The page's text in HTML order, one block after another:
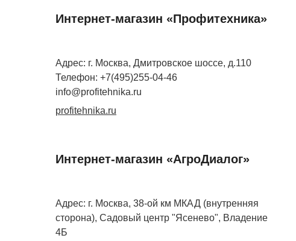
Адрес: г. Москва, Дмитровское шоссе, д.110
Телефон: +7(495)255-04-46
info@profitehnika.ru
Интернет-магазин «Профитехника»
profitehnika.ru
Адрес: г. Москва, 38-ой км МКАД (внутренняя
сторона), Садовый центр "Ясенево", Владение
4Б
Интернет-магазин «АгроДиалог»